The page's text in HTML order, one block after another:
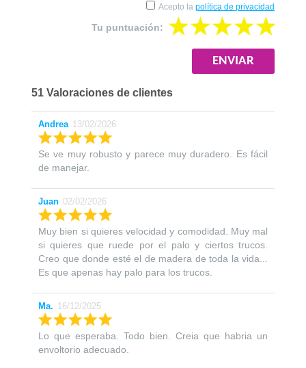
51 Valoraciones de clientes
Tu puntuación:
Acepto la política de privacidad
Andrea 13/02/2026
Se ve muy robusto y parece muy duradero. Es fácil
de manejar.
Juan 02/02/2026
Muy bien si quieres velocidad y comodidad. Muy mal
si quieres que ruede por el palo y ciertos trucos.
Creo que donde esté el de madera de toda la vida...
Es que apenas hay palo para los trucos.
Ma. 16/12/2025
Lo que esperaba. Todo bien. Creia que habria un
envoltorio adecuado.